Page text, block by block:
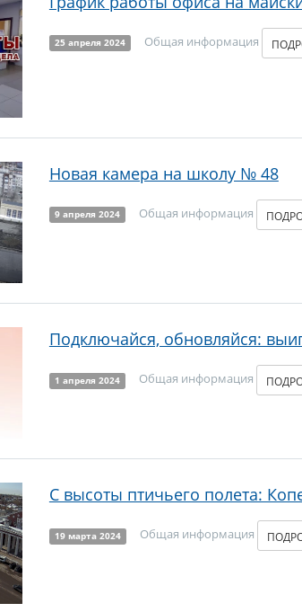
25 апреля 2024 Общая информация
Новая камера на школу № 48
9 апреля 2024 Общая информация
Подключайся, обновляйся:
1 апреля 2024 Общая информация
С высоты птичьего полета:
19 марта 2024 Общая информация